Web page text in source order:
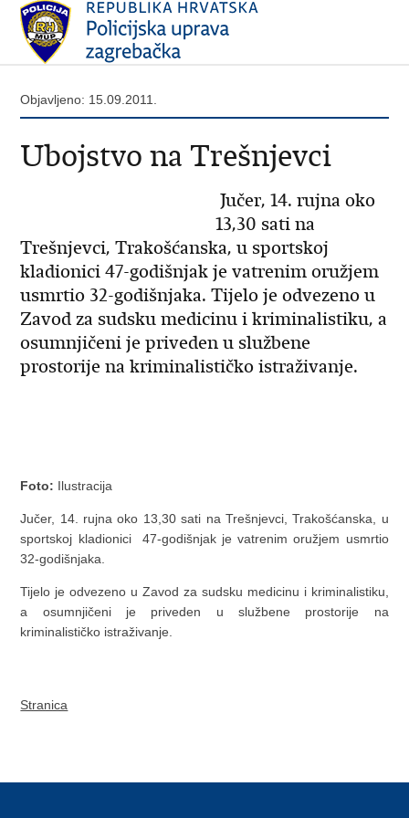
Objavljeno: 15.09.2011.
Ubojstvo na Trešnjevci
Jučer, 14. rujna oko
13,30 sati na
Trešnjevci, Trakošćanska, u sportskoj
kladionici 47-godišnjak je vatrenim oružjem
usmrtio 32-godišnjaka. Tijelo je odvezeno u
Zavod za sudsku medicinu i kriminalistiku, a
osumnjičeni je priveden u službene
prostorije na kriminalističko istraživanje.
Foto: Ilustracija
Jučer, 14. rujna oko 13,30 sati na Trešnjevci, Trakošćanska, u
sportskoj kladionici 47-godišnjak je vatrenim oružjem usmrtio
32-godišnjaka.
Tijelo je odvezeno u Zavod za sudsku medicinu i kriminalistiku,
a osumnjičeni je priveden u službene prostorije na
kriminalističko istraživanje.
Stranica